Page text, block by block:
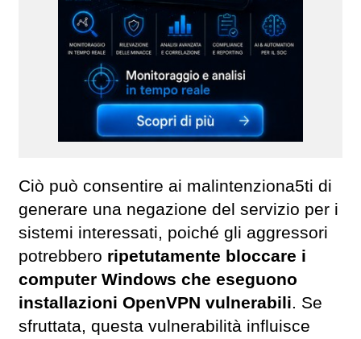
Ciò può consentire ai malintenziona5ti di
generare una negazione del servizio per i
sistemi interessati, poiché gli aggressori
potrebbero ripetutamente bloccare i
computer Windows che eseguono
installazioni OpenVPN vulnerabili. Se
sfruttata, questa vulnerabilità influisce